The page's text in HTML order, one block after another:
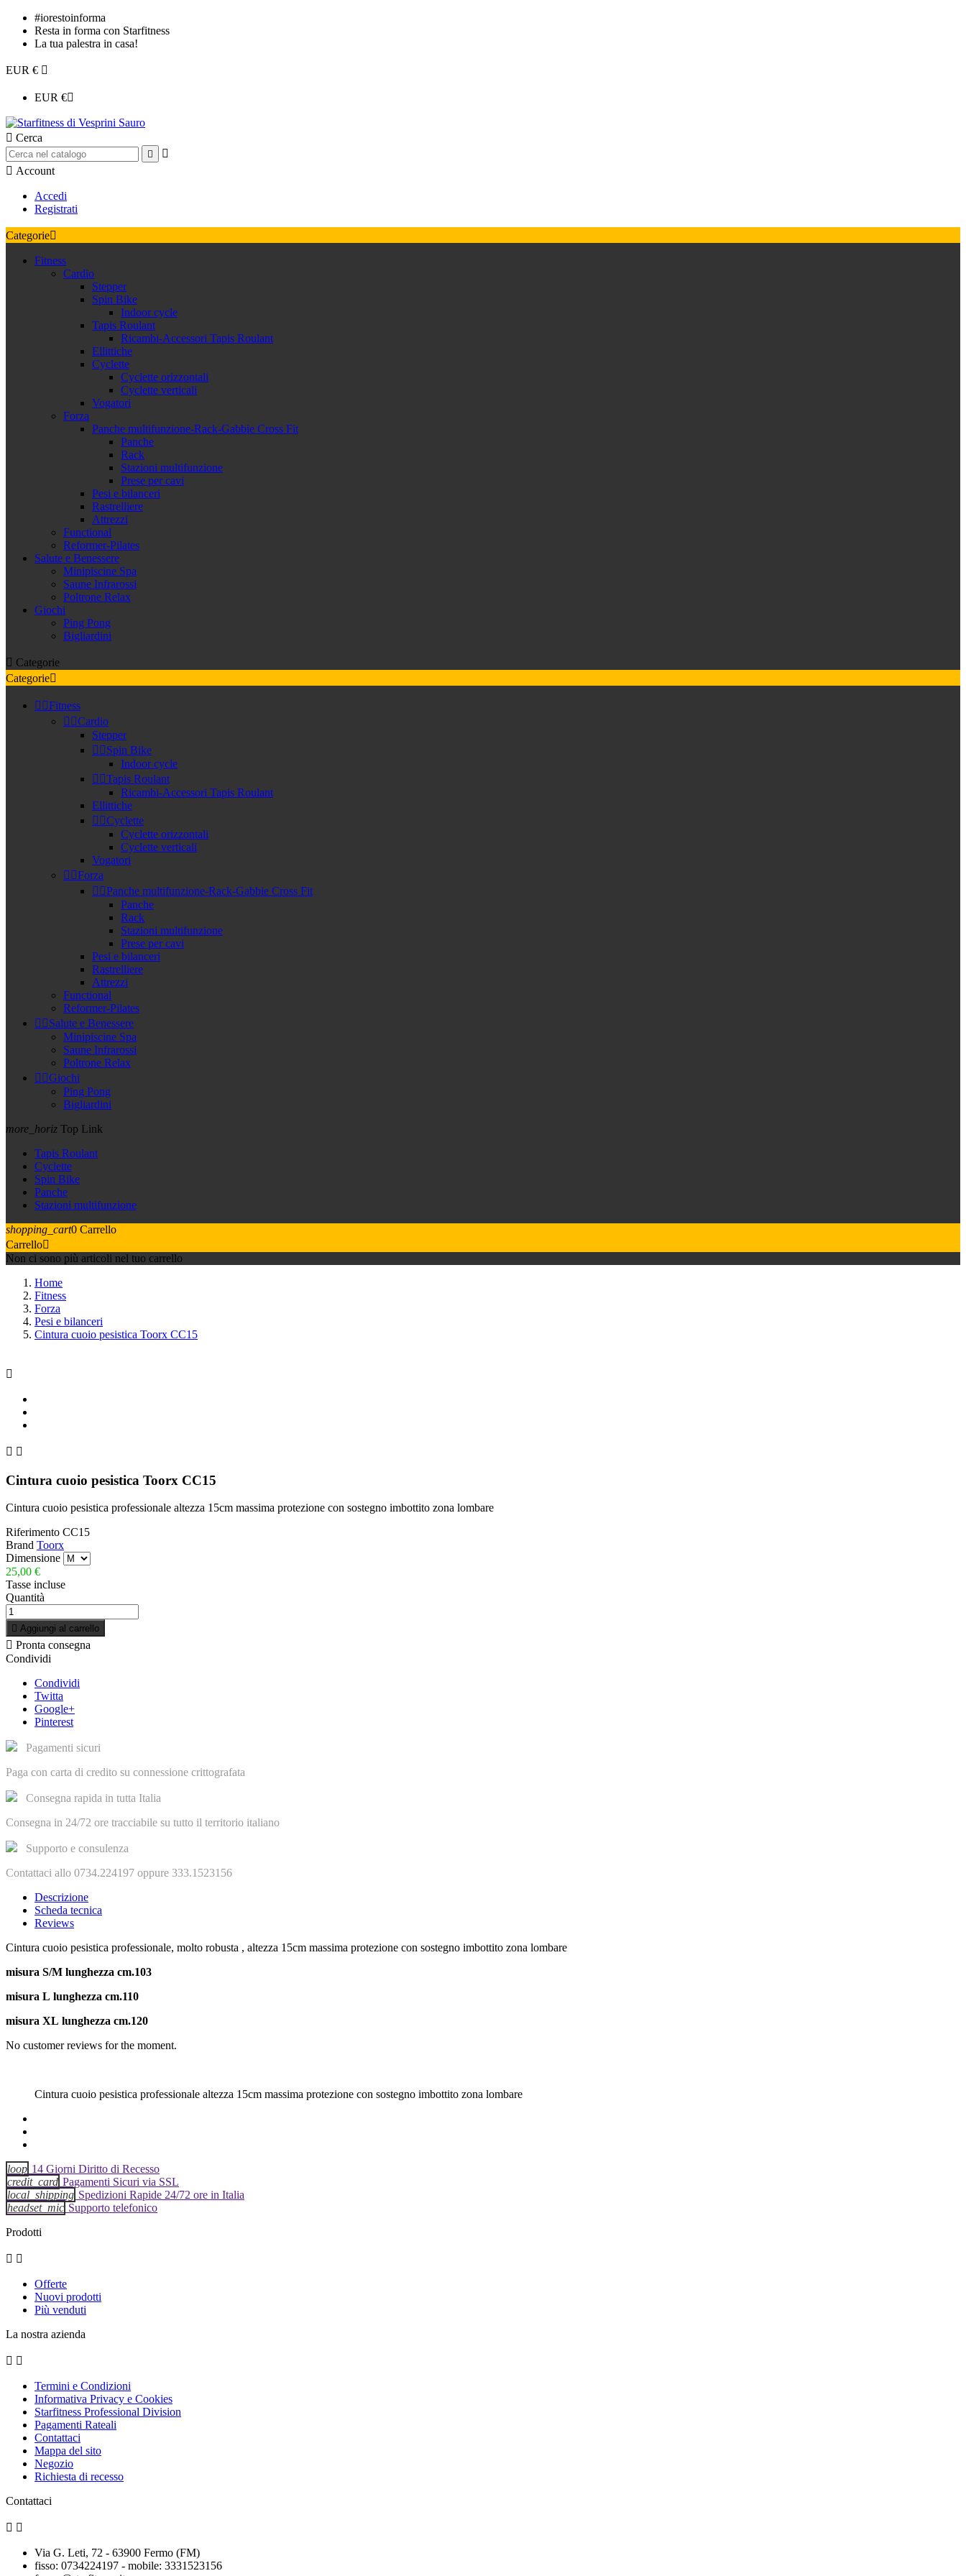
#iorestoinforma
Resta in forma con Starfitness
La tua palestra in casa!
EUR € 
EUR €
 Cerca


 Account
Accedi
Registrati
Categorie
Fitness
Cardio
Stepper
Spin Bike
Indoor cycle
Tapis Roulant
Ricambi-Accessori Tapis Roulant
Ellittiche
Cyclette
Cyclette orizzontali
Cyclette verticali
Vogatori
Forza
Panche multifunzione-Rack-Gabbie Cross Fit
Panche
Rack
Stazioni multifunzione
Prese per cavi
Pesi e bilanceri
Rastrelliere
Attrezzi
Functional
Reformer-Pilates
Salute e Benessere
Minipiscine Spa
Saune Infrarossi
Poltrone Relax
Giochi
Ping Pong
Bigliardini
 Categorie
Categorie
 Fitness
 Cardio
Stepper
 Spin Bike
Indoor cycle
 Tapis Roulant
Ricambi-Accessori Tapis Roulant
Ellittiche
 Cyclette
Cyclette orizzontali
Cyclette verticali
Vogatori
 Forza
 Panche multifunzione-Rack-Gabbie Cross Fit
Panche
Rack
Stazioni multifunzione
Prese per cavi
Pesi e bilanceri
Rastrelliere
Attrezzi
Functional
Reformer-Pilates
 Salute e Benessere
Minipiscine Spa
Saune Infrarossi
Poltrone Relax
 Giochi
Ping Pong
Bigliardini
more_horiz Top Link
Tapis Roulant
Cyclette
Spin Bike
Panche
Stazioni multifunzione
shopping_cart0 Carrello
Carrello
Non ci sono più articoli nel tuo carrello
Home
Fitness
Forza
Pesi e bilanceri
Cintura cuoio pesistica Toorx CC15

 
Cintura cuoio pesistica Toorx CC15
Cintura cuoio pesistica professionale altezza 15cm massima protezione con sostegno imbottito zona lombare
Riferimento CC15
Brand Toorx
Dimensione
25,00 €
Tasse incluse
Quantità
 Aggiungi al carrello
 Pronta consegna
Condividi
Condividi
Twitta
Google+
Pinterest
Pagamenti sicuri
Paga con carta di credito su connessione crittografata
Consegna rapida in tutta Italia
Consegna in 24/72 ore tracciabile su tutto il territorio italiano
Supporto e consulenza
Contattaci allo 0734.224197 oppure 333.1523156
Descrizione
Scheda tecnica
Reviews
Cintura cuoio pesistica professionale, molto robusta , altezza 15cm massima protezione con sostegno imbottito zona lombare
misura S/M lunghezza cm.103
misura L lunghezza cm.110
misura XL lunghezza cm.120
No customer reviews for the moment.
Cintura cuoio pesistica professionale altezza 15cm massima protezione con sostegno imbottito zona lombare
loop 14 Giorni Diritto di Recesso
credit_card Pagamenti Sicuri via SSL
local_shipping Spedizioni Rapide 24/72 ore in Italia
headset_mic Supporto telefonico
Prodotti
 
Offerte
Nuovi prodotti
Più venduti
La nostra azienda
 
Termini e Condizioni
Informativa Privacy e Cookies
Starfitness Professional Division
Pagamenti Rateali
Contattaci
Mappa del sito
Negozio
Richiesta di recesso
Contattaci
 
Via G. Leti, 72 - 63900 Fermo (FM)
fisso: 0734224197 - mobile: 3331523156